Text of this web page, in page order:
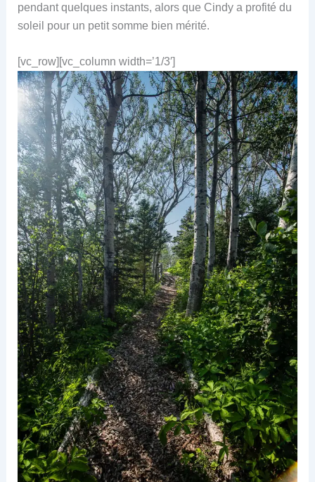
pendant quelques instants, alors que Cindy a profité du
soleil pour un petit somme bien mérité.
[vc_row][vc_column width=’1/3′]